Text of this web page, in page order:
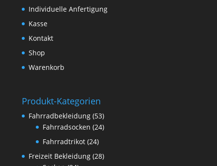
Individuelle Anfertigung
Kasse
Kontakt
Shop
Warenkorb
Produkt-Kategorien
Fahrradbekleidung (53)
Fahrradsocken (24)
Fahrradtrikot (24)
Freizeit Bekleidung (28)